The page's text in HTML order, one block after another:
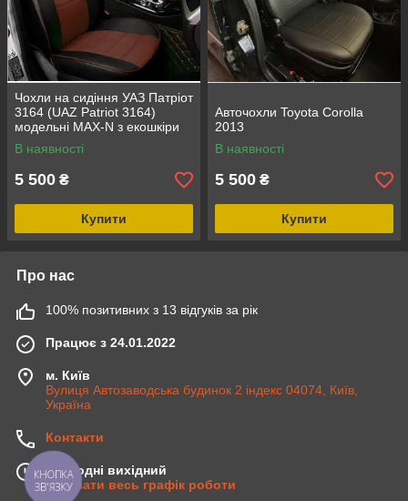
Чохли на сидіння УАЗ Патріот
3164 (UAZ Patriot 3164)
модельні MAX-N з екошкіри
Чорно-коричневий
В наявності
5 500 ₴
Купити
Авточохли Toyota Corolla
2013
В наявності
5 500 ₴
Купити
Про нас
100% позитивних з 13 відгуків за рік
Працює з 24.01.2022
м. Київ
Вулиця Автозаводська будинок 2 індекс 04074, Київ,
Україна
Контакти
Сьогодні вихідний
Показати весь графік роботи
КНОПКА
ЗВ'ЯЗКУ